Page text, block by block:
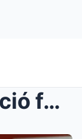
Passerini reconoció fallas en los controles munici...